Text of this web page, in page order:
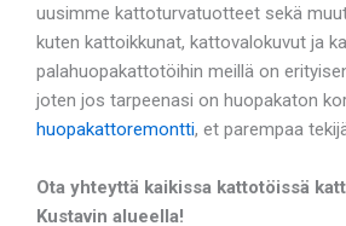
uusimme kattoturvatuotteet sekä
kuten kattoikkunat, kattovalokuvut ja
palahuopakattotöihin meillä on
joten jos tarpeenasi on huopakaton
huopakattoremontti, et parempaa
Ota yhteyttä kaikissa kattotöissä
Kustavin alueella!